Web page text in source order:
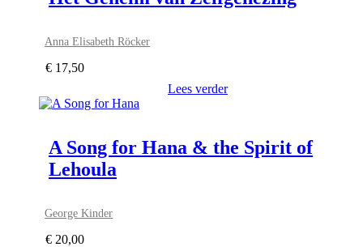
Anna Elisabeth Röcker
€ 17,50
Lees verder
A Song for Hana & the Spirit of
Lehoula
George Kinder
€ 20,00